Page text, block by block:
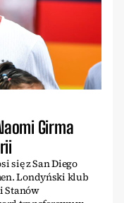
Girma
się z San Diego
Londyński klub
Stanów